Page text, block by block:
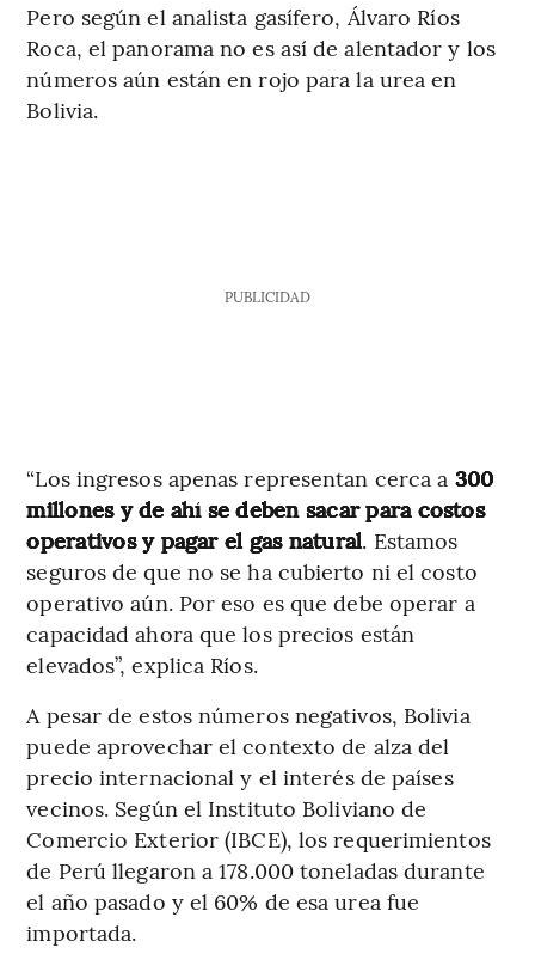
Pero según el analista gasífero, Álvaro Ríos
Roca, el panorama no es así de alentador y los
números aún están en rojo para la urea en
Bolivia.
PUBLICIDAD
“Los ingresos apenas representan cerca a 300
millones y de ahí se deben sacar para costos
operativos y pagar el gas natural. Estamos
seguros de que no se ha cubierto ni el costo
operativo aún. Por eso es que debe operar a
capacidad ahora que los precios están
elevados”, explica Ríos.
A pesar de estos números negativos, Bolivia
puede aprovechar el contexto de alza del
precio internacional y el interés de países
vecinos. Según el Instituto Boliviano de
Comercio Exterior (IBCE), los requerimientos
de Perú llegaron a 178.000 toneladas durante
el año pasado y el 60% de esa urea fue
importada.